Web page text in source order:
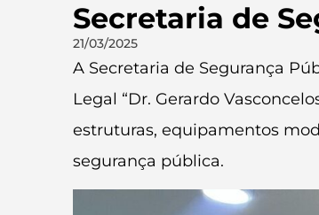
Secretaria de
21/03/2025
A Secretaria de Segurança
Legal “Dr. Gerardo
estruturas, equipamentos
segurança pública.